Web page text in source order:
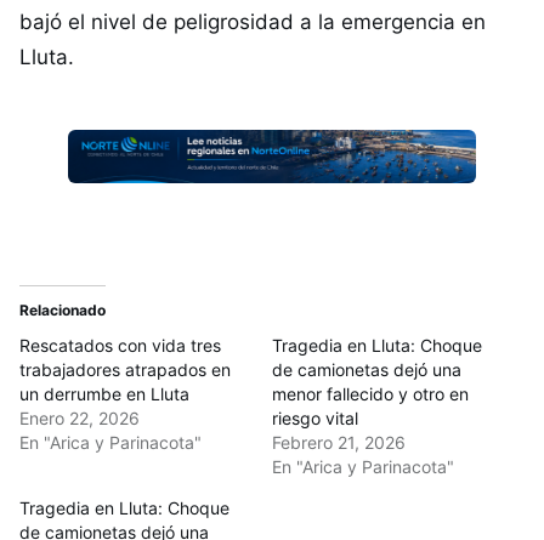
bajó el nivel de peligrosidad a la emergencia en
Lluta.
Relacionado
Rescatados con vida tres
trabajadores atrapados en
un derrumbe en Lluta
Enero 22, 2026
En "Arica y Parinacota"
Tragedia en Lluta: Choque
de camionetas dejó una
menor fallecido y otro en
riesgo vital
Febrero 21, 2026
En "Arica y Parinacota"
Tragedia en Lluta: Choque
de camionetas dejó una